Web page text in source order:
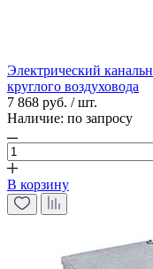
Электрический
круглого воздуховода
7 868 руб. / шт.
Наличие: по запросу
В корзину